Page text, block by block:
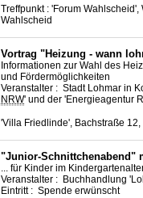
Treffpunkt : 'Forum
Wahlscheid
Vortrag "Heizung - wann
Informationen zur Wahl des
und Fördermöglichkeiten
Veranstalter : Stadt Lohmar in
NRW' und der 'Energieagentur
'Villa Friedlinde', Bachstraße
"Junior-Schnittchenabend"
... für Kinder im
Veranstalter : Buchhandlung
Eintritt : Spende erwünscht